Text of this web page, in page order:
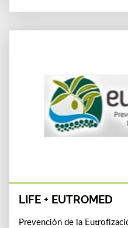
LIFE + EUTROMED
Prevención de la